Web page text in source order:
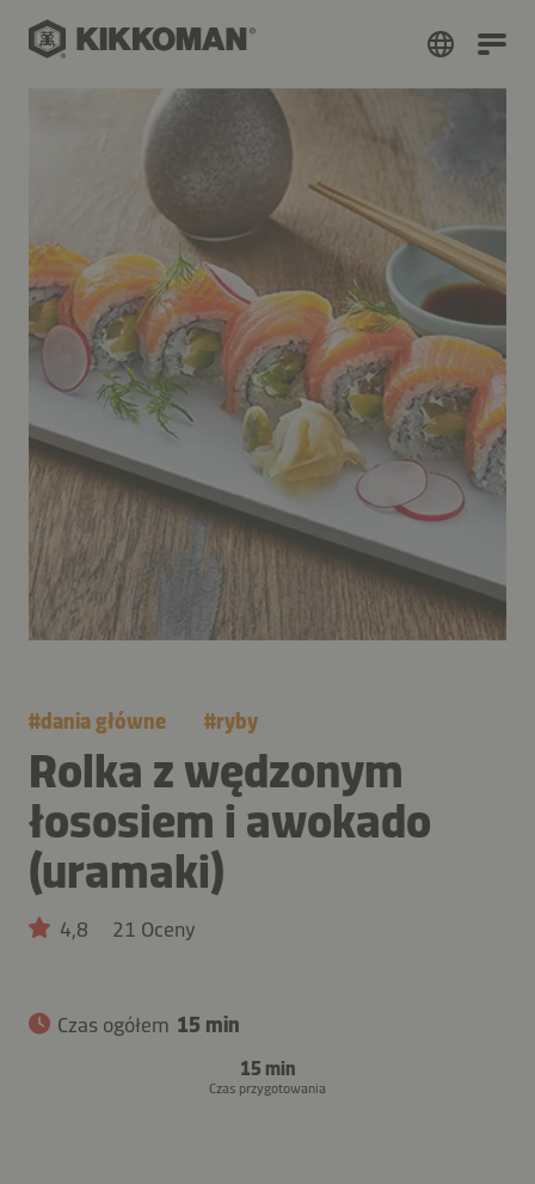
#dania główne #ryby
Rolka z wędzonym
łososiem i awokado
(uramaki)
4,8 21 Oceny
Czas ogółem 15 min
15 min
Czas przygotowania